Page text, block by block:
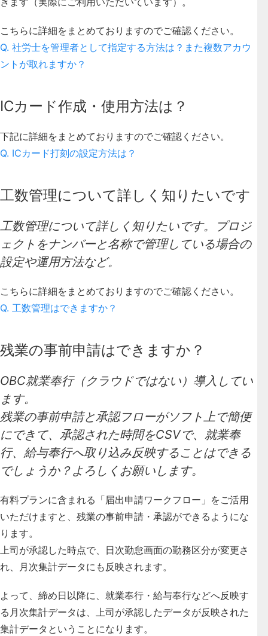
こちらに詳細をまとめておりますのでご確認ください。
Q. 社労士を管理者として指定する方法は？また複数アカウ
ントが取れますか？
ICカード作成・使用方法は？
下記に詳細をまとめておりますのでご確認ください。
Q. ICカード打刻の設定方法は？
工数管理について詳しく知りたいです
工数管理について詳しく知りたいです。プロジ
ェクトをナンバーと名称で管理している場合の
設定や運用方法など。
こちらに詳細をまとめておりますのでご確認ください。
Q. 工数管理はできますか？
残業の事前申請はできますか？
OBC就業奉行（クラウドではない）導入してい
ます。
残業の事前申請と承認フローがソフト上で簡便
にできて、承認された時間をCSVで、就業奉
行、給与奉行へ取り込み反映することはできる
でしょうか？よろしくお願いします。
有料プランに含まれる「届出申請ワークフロー」をご活用
いただけますと、残業の事前申請・承認ができるようにな
ります。
上司が承認した時点で、日次勤怠画面の勤務区分が変更さ
れ、月次集計データにも反映されます。
よって、締め日以降に、就業奉行・給与奉行などへ反映す
る月次集計データは、上司が承認したデータが反映された
集計データということになります。